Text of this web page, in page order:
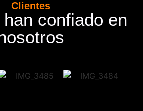
Clientes
confiado en